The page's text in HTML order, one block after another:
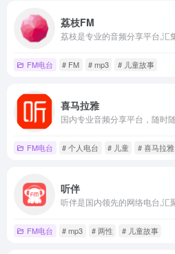
荔枝FM
FM电台 # FM # mp3 # 儿童故事
喜马拉雅
FM电台 # 个人电台 # 儿童 # 喜马拉雅
听伴
FM电台 # mp3 # 两性 # 儿童故事